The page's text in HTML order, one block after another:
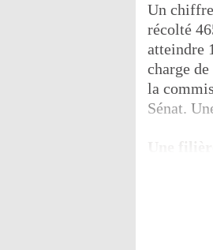
Un
récolté
atteindre
charge
la
Sénat.